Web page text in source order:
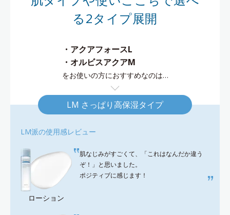
る2タイプ展開
・アクアフォースL
・オルビスアクアM
をお使いの方におすすめなのは…
LM さっぱり高保湿タイプ
LM派の使用感レビュー
ローション
肌なじみがすごくて、「これはなんだか違う
ぞ！」と思いました。
ポジティブに感じます！